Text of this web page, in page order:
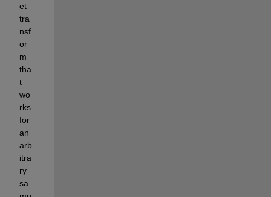
et
tra
nsf
or
m
tha
t
wo
rks
for
an
arb
itra
ry
sa